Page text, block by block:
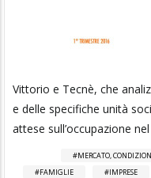
Vittorio e Tecnè, che
e delle specifiche unità
attese sull’occupazione
MERCATO,
FAMIGLIE
IMPRESE